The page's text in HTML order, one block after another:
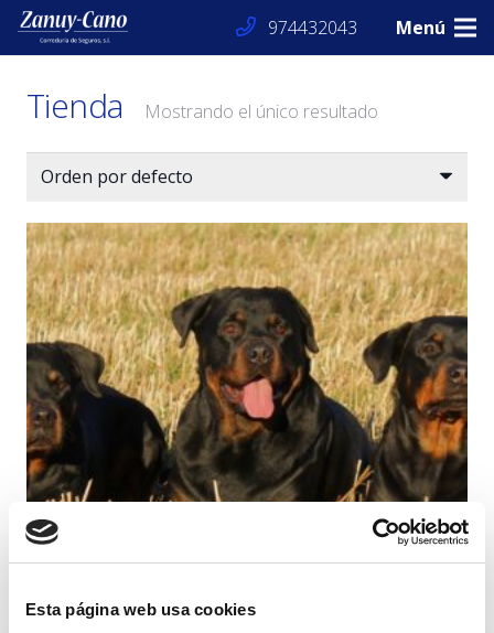
Esta página web usa cookies
974432043 Menú
Tienda Mostrando el único resultado